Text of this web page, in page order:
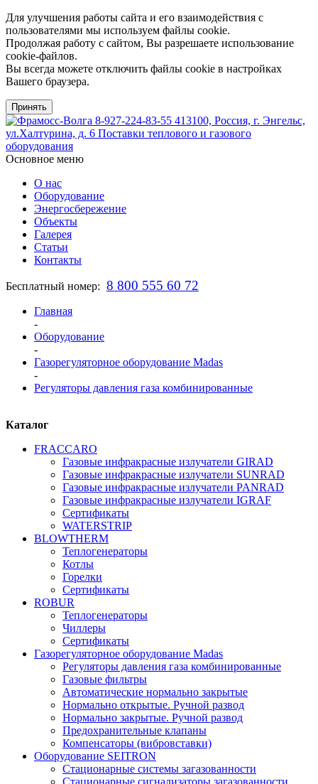
Для улучшения работы сайта и его взаимодействия с
пользователями мы используем файлы cookie.
Продолжая работу с сайтом, Вы разрешаете использование
cookie-файлов.
Вы всегда можете отключить файлы cookie в настройках
Вашего браузера.
Принять
8-927-224-83-55 413100, Россия, г. Энгельс,
ул.Халтурина, д. 6 Поставки теплового и газового
оборудования
Основное меню
О нас
Оборудование
Энергосбережение
Объекты
Галерея
Статьи
Контакты
Бесплатный номер: 8 800 555 60 72
Главная
-
Оборудование
-
Газорегуляторное оборудование Madas
-
Регуляторы давления газа комбинированные
Каталог
FRАCCARO
Газовые инфракрасные излучатели GIRAD
Газовые инфракрасные излучатели SUNRAD
Газовые инфракрасные излучатели PANRAD
Газовые инфракрасные излучатели IGRAF
Сертификаты
WATERSTRIP
BLOWTHERM
Теплогенераторы
Котлы
Горелки
Сертификаты
ROBUR
Теплогенераторы
Чиллеры
Сертификаты
Газорегуляторное оборудование Madas
Регуляторы давления газа комбинированные
Газовые фильтры
Автоматические нормально закрытые
Нормально открытые. Ручной развод
Нормально закрытые. Ручной развод
Предохранительные клапаны
Компенсаторы (вибровставки)
Оборудование SEITRON
Стационарные системы загазованности
Стационарные сигнализаторы загазованности